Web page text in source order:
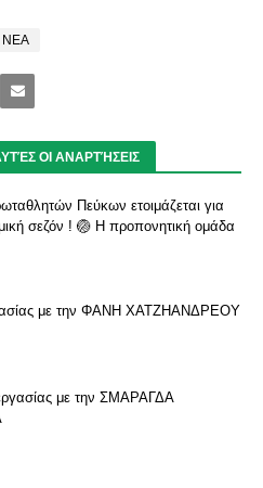
ΝΕΑ
ΟΙ ΑΝΑΡΤΉΣΕΙΣ
Πεύκων ετοιμάζεται για
σεζόν ! 🏐 Η προπονητική ομάδα
με την ΦΑΝΗ ΧΑΤΖΗΑΝΔΡΕΟΥ
με την ΣΜΑΡΑΓΔΑ